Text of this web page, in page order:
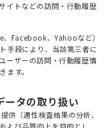
イトなどの訪問・行動履歴
Facebook、Yahooなど）
手段により、当該第三者に
ーザーの訪問・行動履歴情
ます。
ータの取り扱い
供（適性検査結果の分析、
よび品質向上を目的とし